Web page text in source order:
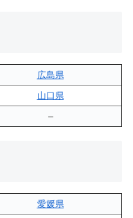
広島県
山口県
–
愛媛県